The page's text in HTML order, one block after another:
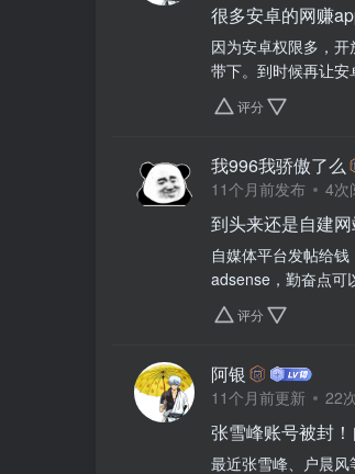
很多安卓的网赚
因为安卓权限多，
带下。到时候再让
评分
我996我骄傲了么
11个月前发布 4次
到头来还是自建
自媒体平台发帖给
adsense，勤奋点可
评分
阿银
11个月前更新 22
张雪峰账号被封
最近张雪峰、户晨